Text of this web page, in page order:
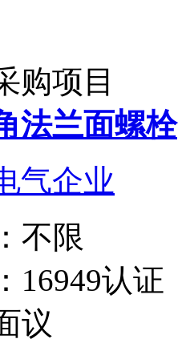
购项目
法兰面螺栓
气企业
不限
16949认证
议